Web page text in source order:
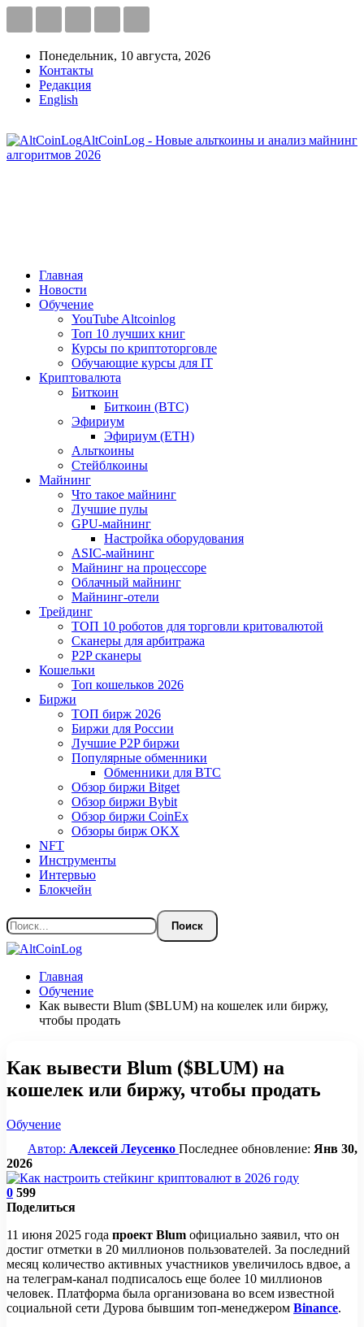
Понедельник, 10 августа, 2026
Контакты
Редакция
English
AltCoinLog - Новые альткоины и анализ майнинг
алгоритмов 2026
Главная
Новости
Обучение
YouTube Altcoinlog
Топ 10 лучших книг
Курсы по криптоторговле
Обучающие курсы для IT
Криптовалюта
Биткоин
Биткоин (BTC)
Эфириум
Эфириум (ETH)
Альткоины
Стейблкоины
Майнинг
Что такое майнинг
Лучшие пулы
GPU-майнинг
Настройка оборудования
ASIC-майнинг
Майнинг на процессоре
Облачный майнинг
Майнинг-отели
Трейдинг
ТОП 10 роботов для торговли критовалютой
Сканеры для арбитража
P2P сканеры
Кошельки
Топ кошельков 2026
Биржи
ТОП бирж 2026
Биржи для России
Лучшие P2P биржи
Популярные обменники
Обменники для BTC
Обзор биржи Bitget
Обзор биржи Bybit
Обзор биржи CoinEx
Обзоры бирж OKX
NFT
Инструменты
Интервью
Блокчейн
Главная
Обучение
Как вывести Blum ($BLUM) на кошелек или биржу,
чтобы продать
Как вывести Blum ($BLUM) на
кошелек или биржу, чтобы продать
Обучение
Автор: Алексей Леусенко Последнее обновление: Янв 30,
2026
0 599
Поделиться
11 июня 2025 года проект Blum официально заявил, что он
достиг отметки в 20 миллионов пользователей. За последний
месяц количество активных участников увеличилось вдвое, а
на телеграм-канал подписалось еще более 10 миллионов
человек. Платформа была организована во всем известной
социальной сети Дурова бывшим топ-менеджером Binance.